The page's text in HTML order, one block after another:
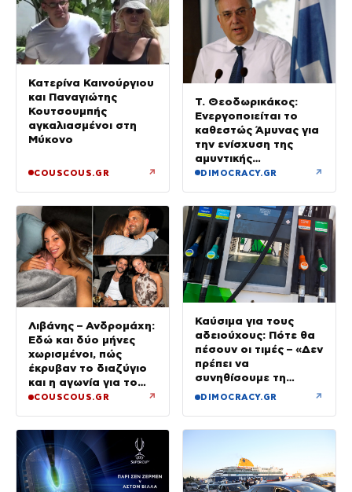
Κατερίνα Καινούργιου
και Παναγιώτης
Κουτσουμπής
αγκαλιασμένοι στη
Μύκονο
COUSCOUS.GR ↗
Τ. Θεοδωρικάκος:
Ενεργοποιείται το
καθεστώς Άμυνας για
την ενίσχυση της
αμυντικής
βιομηχανίας
DIMOCRACY.GR ↗
Λιβάνης – Ανδρομάχη:
Εδώ και δύο μήνες
χωρισμένοι, πώς
έκρυβαν το διαζύγιο
και η αγωνία για το
παιδί
COUSCOUS.GR ↗
Καύσιμα για τους
αδειούχους: Πότε θα
πέσουν οι τιμές – «Δεν
πρέπει να
συνηθίσουμε τη
βενζίνη στα 2 ευρώ»
DIMOCRACY.GR ↗